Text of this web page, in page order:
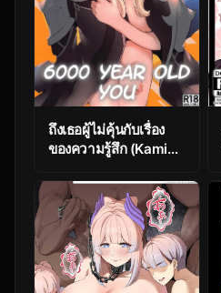
ถึงเธอผู้ไม่คุ้นกับเรื่อง
ของความรู้สึก (Kami
[Kadutikiya (Kaduki)]
Renai Shoshinsha
Rokusen-nen To the
inexperienced 6000
year old you
(Genshin Impact)